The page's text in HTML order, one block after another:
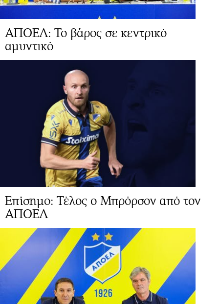
ΑΠΟΕΛ: Το βάρος σε κεντρικό
αμυντικό
Επίσημο: Τέλος ο Μπρόρσον από τον
ΑΠΟΕΛ